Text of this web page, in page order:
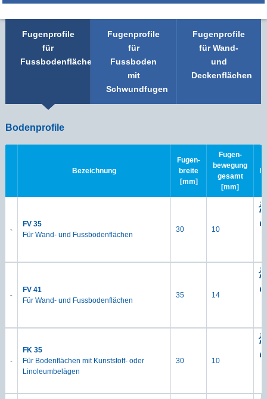
Fugenprofile
für
Fussbodenflächen
Fugenprofile
für
Fussboden
mit
Schwundfugen
Fugenprofile
für Wand-
und
Deckenflächen
Bodenprofile
Bezeichnung
Fugen-
breite
[mm]
Fugen-
bewegung
gesamt
[mm]
FV 35
Für Wand- und Fussbodenflächen
30 10
FV 41
Für Wand- und Fussbodenflächen
35 14
FK 35
Für Bodenflächen mit Kunststoff- oder
Linoleumbelägen
30 10